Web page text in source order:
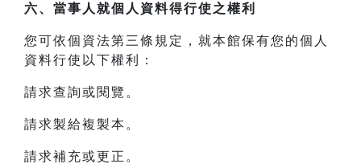
六、當事人就個人資料得行使之權利
您可依個資法第三條規定，就本館保有您的個人
資料行使以下權利：
請求查詢或閱覽。
請求製給複製本。
請求補充或更正。